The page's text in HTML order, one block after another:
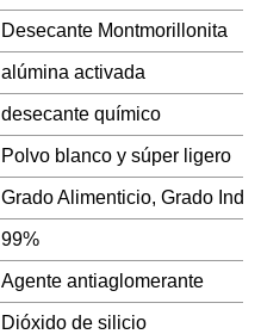
Desecante Montmorillonita
alúmina activada
desecante químico
Polvo blanco y súper ligero
Grado Alimenticio, Grado
99%
Agente antiaglomerante
Dióxido de silicio